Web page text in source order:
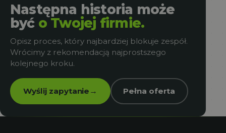
Następna historia może
być o Twojej firmie.
Opisz proces, który najbardziej blokuje zespół.
Wrócimy z rekomendacją najprostszego
kolejnego kroku.
Wyślij zapytanie → Pełna oferta